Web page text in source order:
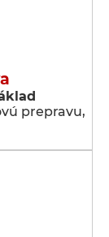
prepravu,